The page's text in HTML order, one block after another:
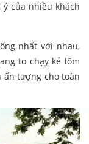
của nhiều khách
nhất với nhau,
to chạy kẻ lõm
tượng cho toàn